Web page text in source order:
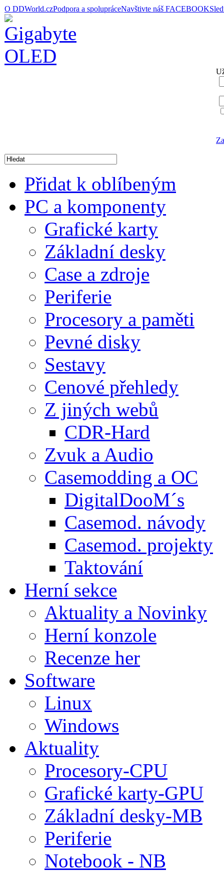
O DDWorld.czPodpora a spolupráceNavštivte náš FACEBOOK
Přidat k oblíbeným
PC a komponenty
Grafické karty
Základní desky
Case a zdroje
Periferie
Procesory a paměti
Pevné disky
Sestavy
Cenové přehledy
Z jiných webů
CDR-Hard
Zvuk a Audio
Casemodding a OC
DigitalDooM´s
Casemod. návody
Casemod. projekty
Taktování
Herní sekce
Aktuality a Novinky
Herní konzole
Recenze her
Software
Linux
Windows
Aktuality
Procesory-CPU
Grafické karty-GPU
Základní desky-MB
Periferie
Notebook - NB